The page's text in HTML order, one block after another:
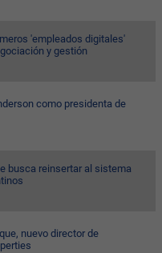
'empleados digitales'
y gestión
como presidenta de
busca reinsertar al sistema
nuevo director de